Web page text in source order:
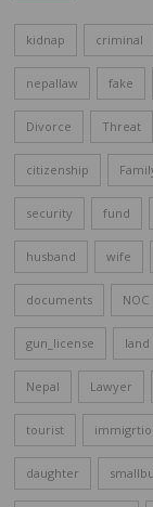
kidnap criminal
nepallaw fake
Divorce Threat
citizenship
security fund
husband wife
documents NOC
gun_license land
Nepal Lawyer
tourist
daughter